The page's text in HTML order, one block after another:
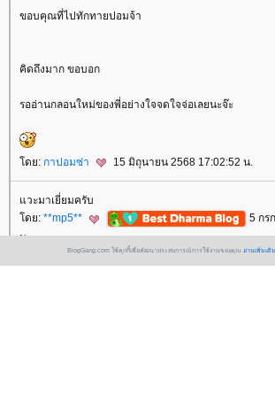
ขอบคุณที่ไปทักทายปอมจ้า
คิดถึงมาก ขอบอก
รออ่านกลอนใหม่ของพี่อย่างใจจดใจจ่อเลยนะจ๊ะ
ดย: กาปอมซ่า 15 มิถุนายน 2568 17:02:52 น.
วะมาเยี่ยมครับ
ดย: **mp5**
5 กร
น.
BlogGang.com ใช้คุกกี้เพื่อพัฒนาประสบการณ์การใช้งานของคุณ อ่านเพิ่มเติ